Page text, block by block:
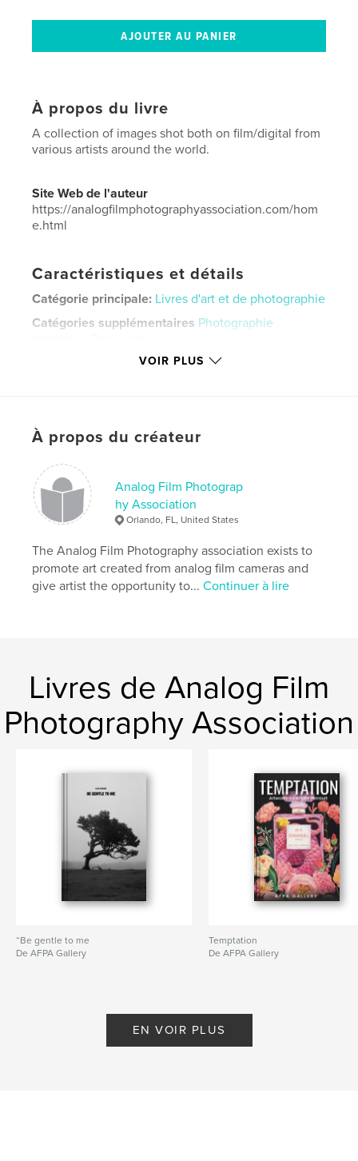
À propos du livre
A collection of images shot both on film/digital from
various artists around the world.
Site Web de l'auteur
https://analogfilmphotographyassociation.com/hom
e.html
Caractéristiques et détails
Catégorie principale: Livres d'art et de photographie
Catégories supplémentaires Photographie
Beaux-arts
15×23 cm
Date de publication: mars 10, 2025
LangueEnglish
Mots-clés
film , , photography
VOIR PLUS
À propos du créateur
Analog Film Photograp
hy Association
Orlando, FL, United States
The Analog Film Photography association exists to
promote art created from analog film cameras and
give artist the opportunity to...Continuer à lire
Livres de Analog Film
Photography Association
“Be gentle to me
De AFPA Gallery
Temptation
De AFPA Gallery
EN VOIR PLUS